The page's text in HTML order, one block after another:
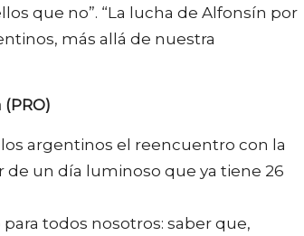
que no”. “La lucha de Alfonsín por
más allá de nuestra
argentinos el reencuentro con la
un día luminoso que ya tiene 26
todos nosotros: saber que,